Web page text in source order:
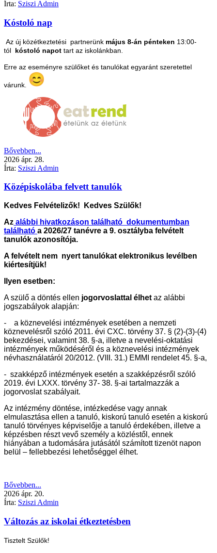
Írta: Sziszi Admin
Kóstoló nap
Az új közétkeztetési partnerünk május 8-án pénteken 13:00-
tól kóstoló napot tart az iskolánkban.
Erre az eseményre szülőket és tanulókat egyaránt szeretettel
várunk
Bővebben...
2026 ápr. 28.
Írta: Sziszi Admin
Középiskolába felvett tanulók
Kedves Felvételizők! Kedves Szülők!
Az alábbi hivatkozáson található dokumentumban
található a 2026/27 tanévre a 9. osztályba felvételt
tanulók azonosítója.
A felvételt nem nyert tanulókat elektronikus levélben
kiértesítjük!
Ilyen esetben:
A szülő a döntés ellen jogorvoslattal élhet az alábbi
jogszabályok alapján:
- a köznevelési intézmények esetében a nemzeti
köznevelésről szóló 2011. évi CXC. törvény 37. § (2)-(3)-(4)
bekezdései, valamint 38. §-a, illetve a nevelési-oktatási
intézmények működéséről és a köznevelési intézmények
névhasználatáról 20/2012. (VIII. 31.) EMMI rendelet 45. §-a,
- szakképző intézmények esetén a szakképzésről szóló
2019. évi LXXX. törvény 37- 38. §-ai tartalmazzák a
jogorvoslat szabályait.
Az intézmény döntése, intézkedése vagy annak
elmulasztása ellen a tanuló, kiskorú tanuló esetén a kiskorú
tanuló törvényes képviselője a tanuló érdekében, illetve a
képzésben részt vevő személy a közléstől, ennek
hiányában a tudomására jutásától számított tizenöt napon
belül – fellebbezési lehetőséggel élhet.
Bővebben...
2026 ápr. 20.
Írta: Sziszi Admin
Változás az iskolai étkeztetésben
Tisztelt Szülők!